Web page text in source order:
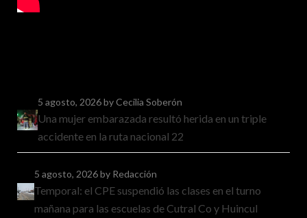
5 agosto, 2026by Cecilia Soberón
Una mujer embarazada resultó herida en un triple
accidente en la ruta nacional 22
5 agosto, 2026by Redacción
Temporal: el CPE suspendió las clases en el turno
mañana para las escuelas de Cutral Co y Huincul